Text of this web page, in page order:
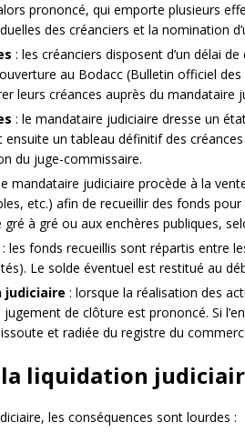
prononcé, qui emporte plusieurs
des créanciers et la nomination
: les créanciers disposent d’un délai
au Bodacc (Bulletin officiel
leurs créances auprès du mandataire
: le mandataire judiciaire dresse un
ensuite un tableau définitif des
du juge-commissaire.
mandataire judiciaire procède à la
etc.) afin de recueillir des fonds
à gré ou aux enchères publiques,
: les fonds recueillis sont répartis entre
Le solde éventuel est restitué au
judiciaire : lorsque la réalisation des
de clôture est prononcé. Si
et radiée du registre du
la liquidation
les conséquences sont lourdes :